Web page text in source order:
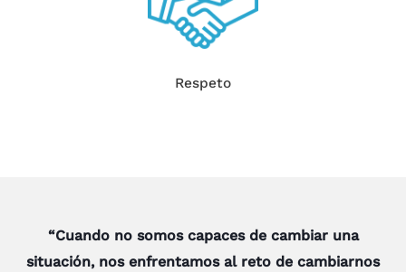
Respeto
“Cuando no somos capaces de cambiar una
situación, nos enfrentamos al reto de cambiarnos